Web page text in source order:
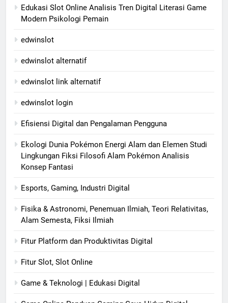
Edukasi Slot Online Analisis Tren Digital Literasi Game
Modern Psikologi Pemain
edwinslot
edwinslot alternatif
edwinslot link alternatif
edwinslot login
Efisiensi Digital dan Pengalaman Pengguna
Ekologi Dunia Pokémon Energi Alam dan Elemen Studi
Lingkungan Fiksi Filosofi Alam Pokémon Analisis
Konsep Fantasi
Esports, Gaming, Industri Digital
Fisika & Astronomi, Penemuan Ilmiah, Teori Relativitas,
Alam Semesta, Fiksi Ilmiah
Fitur Platform dan Produktivitas Digital
Fitur Slot, Slot Online
Game & Teknologi | Edukasi Digital